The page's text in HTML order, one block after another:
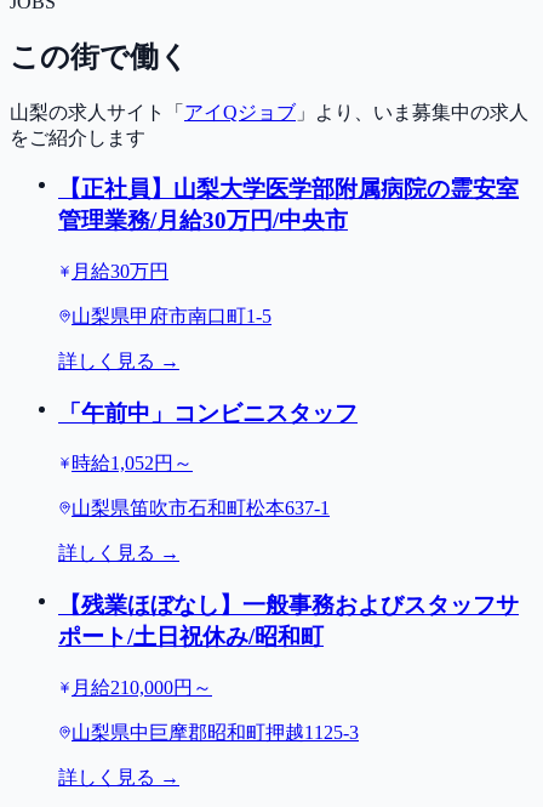
この街で働く
山梨の求人サイト「 アイQジョブ 」より、いま募集中の求人
をご紹介します
【正社員】山梨大学医学部附属病院の霊安室
管理業務/月給30万円/中央市
月給30万円
山梨県甲府市南口町1-5
詳しく見る →
「午前中」コンビニスタッフ
時給1,052円～
山梨県笛吹市石和町松本637-1
詳しく見る →
【残業ほぼなし】一般事務およびスタッフサ
ポート/土日祝休み/昭和町
月給210,000円～
山梨県中巨摩郡昭和町押越1125-3
詳しく見る →